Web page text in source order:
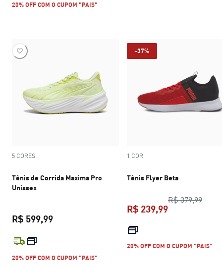
20% OFF COM O CUPOM "PAIS"
5 CORES
Tênis de Corrida Maxima Pro
Unissex
R$ 599,99
20% OFF COM O CUPOM "PAIS"
-37%
1 COR
Tênis Flyer Beta
R$ 379,99
R$ 239,99
20% OFF COM O CUPOM "PAIS"